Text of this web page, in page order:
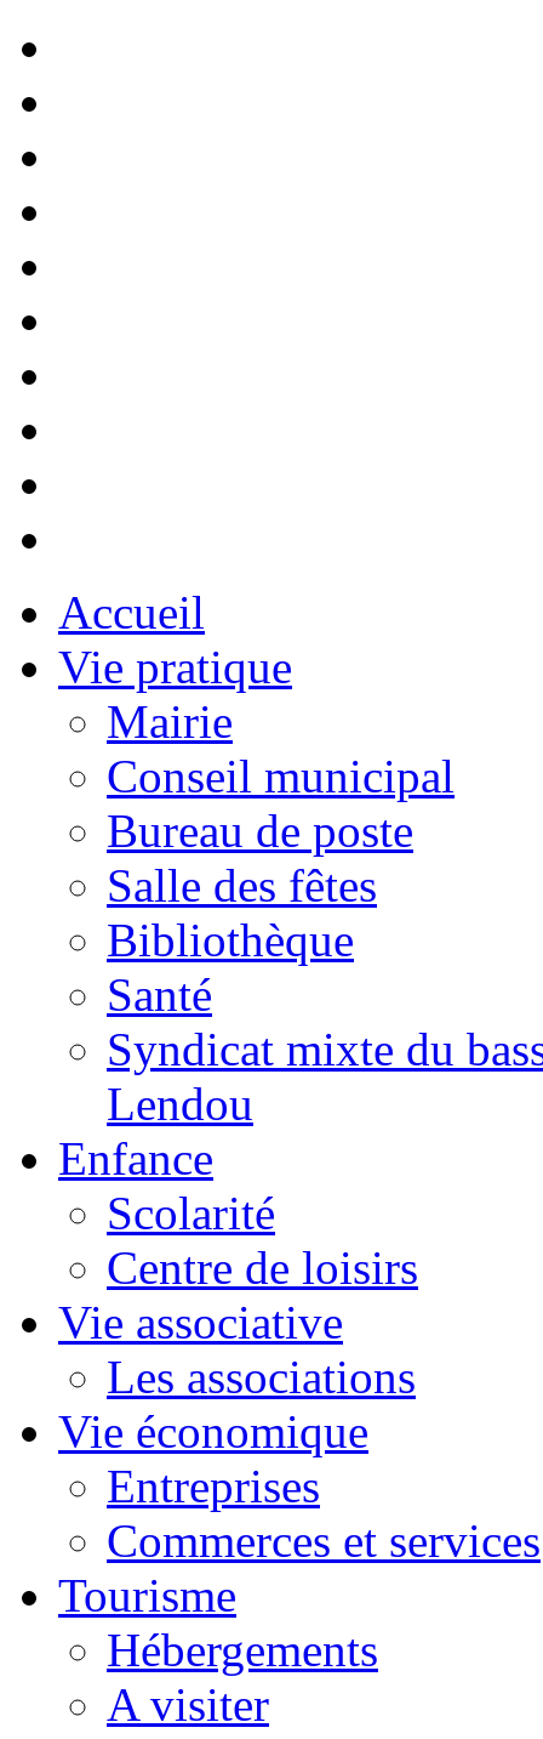
Accueil
Vie pratique
Mairie
Conseil municipal
Bureau de poste
Salle des fêtes
Bibliothèque
Santé
Syndicat mixte du
Lendou
Enfance
Scolarité
Centre de loisirs
Vie associative
Les associations
Vie économique
Entreprises
Commerces et services
Tourisme
Hébergements
A visiter